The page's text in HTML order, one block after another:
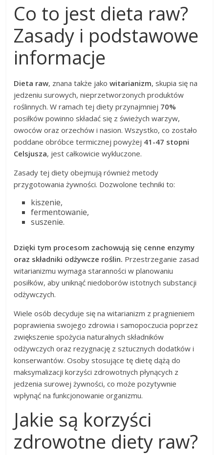
Co to jest dieta raw?
Zasady i podstawowe
informacje
Dieta raw, znana także jakowitarianizm, skupia się na
jedzeniu surowych, nieprzetworzonych produktów
roślinnych. W ramach tej diety przynajmniej 70%
posiłków powinno składać się z świeżych warzyw,
owoców oraz orzechów i nasion. Wszystko, co zostało
poddane obróbce termicznej powyżej 41-47 stopni
Celsjusza, jest całkowicie wykluczone.
Zasady tej diety obejmują również metody
przygotowania żywności. Dozwolone techniki to:
kiszenie,
fermentowanie,
suszenie.
Dzięki tym procesom zachowują się cenne enzymy
oraz składniki odżywcze roślin. Przestrzeganie zasad
witarianizmu wymaga staranności w planowaniu
posiłków, aby uniknąć niedoborów istotnych substancji
odżywczych.
Wiele osób decyduje się na witarianizm z pragnieniem
poprawienia swojego zdrowia i samopoczucia poprzez
zwiększenie spożycia naturalnych składników
odżywczych oraz rezygnację z sztucznych dodatków i
konserwantów. Osoby stosujące tę dietę dążą do
maksymalizacji korzyści zdrowotnych płynących z
jedzenia surowej żywności, co może pozytywnie
wpłynąć na funkcjonowanie organizmu.
Jakie są korzyści
zdrowotne diety raw?